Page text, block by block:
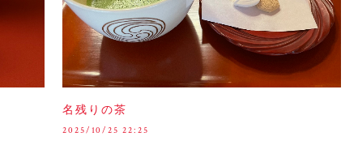
名残りの茶
2025/10/25 22:25